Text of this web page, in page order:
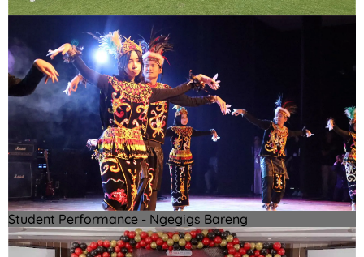
Student Performance - Ngegigs Bareng